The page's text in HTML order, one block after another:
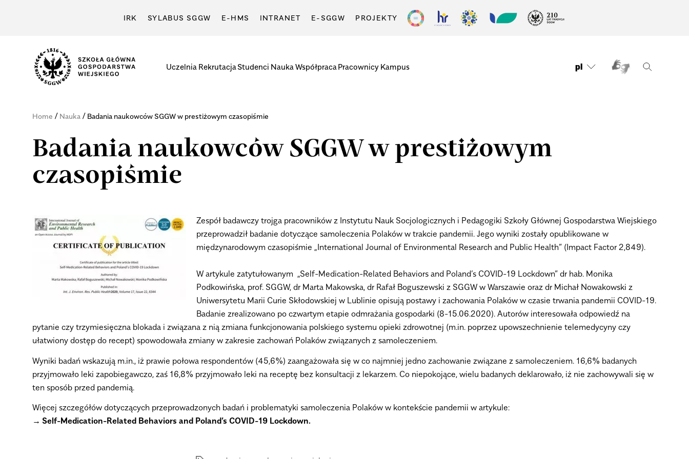
IRK SYLABUS SGGW E-HMS INTRANET E-SGGW PROJEKTY
Uczelnia Rekrutacja Studenci Nauka Współpraca Pracownicy Kampus pl
Home / Nauka/ Badania naukowców SGGW w prestiżowym czasopiśmie
Badania naukowców SGGW w prestiżowym
czasopiśmie
Zespół badawczy trojga pracowników z Instytutu Nauk Socjologicznych i Pedagogiki Szkoły Głównej Gospodarstwa Wiejskiego
przeprowadził badanie dotyczące samoleczenia Polaków w trakcie pandemii. Jego wyniki zostały opublikowane w
międzynarodowym czasopiśmie „International Journal of Environmental Research and Public Health” (Impact Factor 2,849).
W artykule zatytułowanym „Self-Medication-Related Behaviors and Poland’s COVID-19 Lockdown” dr hab. Monika
Podkowińska, prof. SGGW, dr Marta Makowska, dr Rafał Boguszewski z SGGW w Warszawie oraz dr Michał Nowakowski z
Uniwersytetu Marii Curie Skłodowskiej w Lublinie opisują postawy i zachowania Polaków w czasie trwania pandemii COVID-19.
Badanie zrealizowano po czwartym etapie odmrażania gospodarki (8-15.06.2020). Autorów interesowała odpowiedź na
pytanie czy trzymiesięczna blokada i związana z nią zmiana funkcjonowania polskiego systemu opieki zdrowotnej (m.in. poprzez upowszechnienie telemedycyny czy
ułatwiony dostęp do recept) spowodowała zmiany w zakresie zachowań Polaków związanych z samoleczeniem.
Wyniki badań wskazują m.in., iż prawie połowa respondentów (45,6%) zaangażowała się w co najmniej jedno zachowanie związane z samoleczeniem. 16,6% badanych
przyjmowało leki zapobiegawczo, zaś 16,8% przyjmowało leki na receptę bez konsultacji z lekarzem. Co niepokojące, wielu badanych deklarowało, iż nie zachowywali się w
ten sposób przed pandemią.
Więcej szczegółów dotyczących przeprowadzonych badań i problematyki samoleczenia Polaków w kontekście pandemii w artykule:
Self-Medication-Related Behaviors and Poland’s COVID-19 Lockdown.